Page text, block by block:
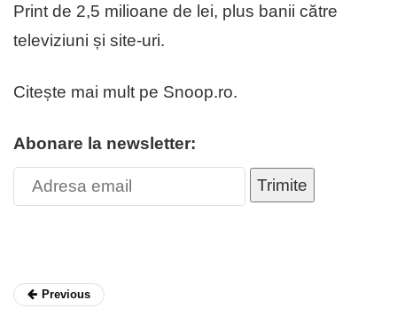
Print de 2,5 milioane de lei, plus banii către
televiziuni și site-uri.
Citește mai mult pe Snoop.ro.
Abonare la newsletter:
Trimite
Previous